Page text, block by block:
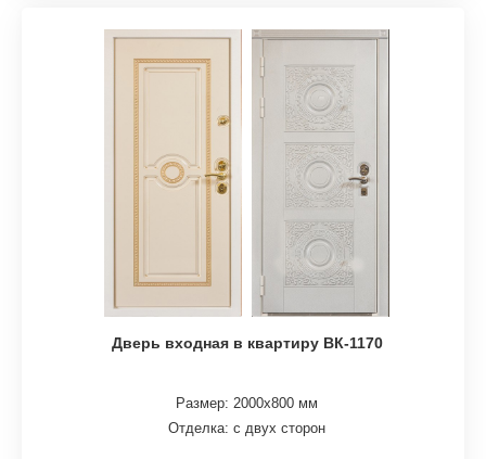
Дверь входная в квартиру ВК-1170
Размер: 2000х800 мм
Отделка: с двух сторон